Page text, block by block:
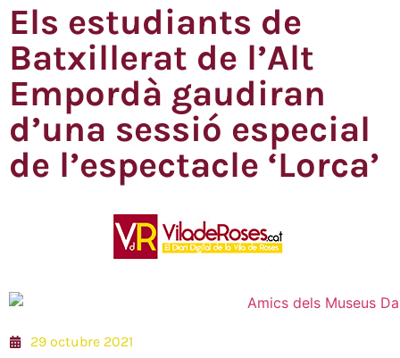
Els estudiants de
Batxillerat de l’Alt
Empordà gaudiran
d’una sessió especial
de l’espectacle ‘Lorca’
29 octubre 2021